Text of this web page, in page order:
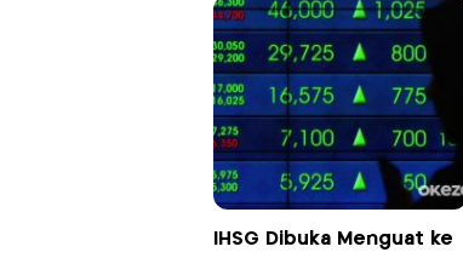
IHSG Dibuka Menguat ke